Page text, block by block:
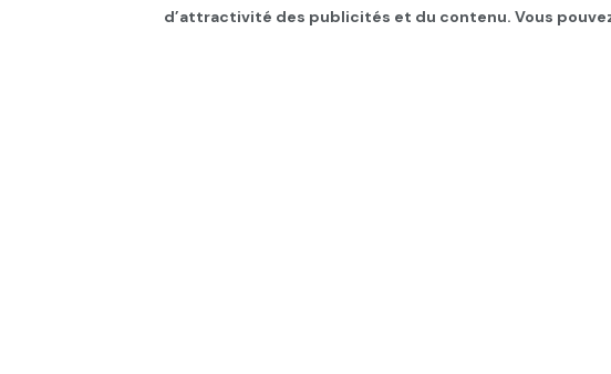
d’attractivité des publicités et du contenu. Vous